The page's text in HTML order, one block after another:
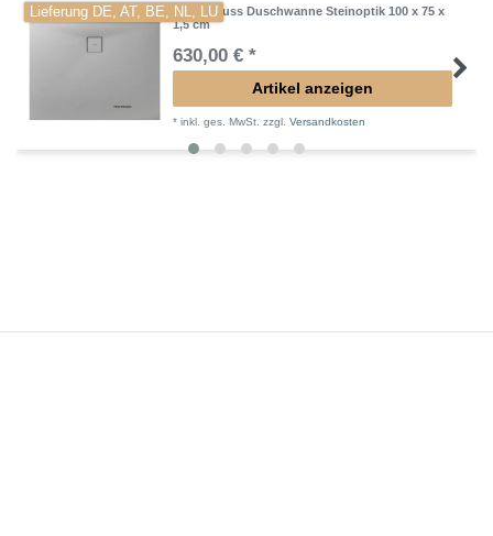
Lieferung DE, AT, BE, NL, LUMineralguss Duschwanne Steinoptik 100 x 75 x
1,5 cm
630,00 € *
Artikel anzeigen
*inkl. ges. MwSt. zzgl.Versandkosten